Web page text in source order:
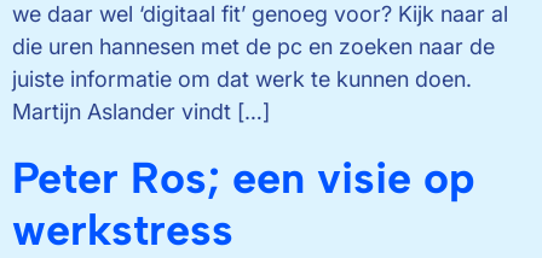
we daar wel ‘digitaal fit’ genoeg voor? Kijk naar al
die uren hannesen met de pc en zoeken naar de
juiste informatie om dat werk te kunnen doen.
Martijn Aslander vindt […]
Peter Ros; een visie op
werkstress